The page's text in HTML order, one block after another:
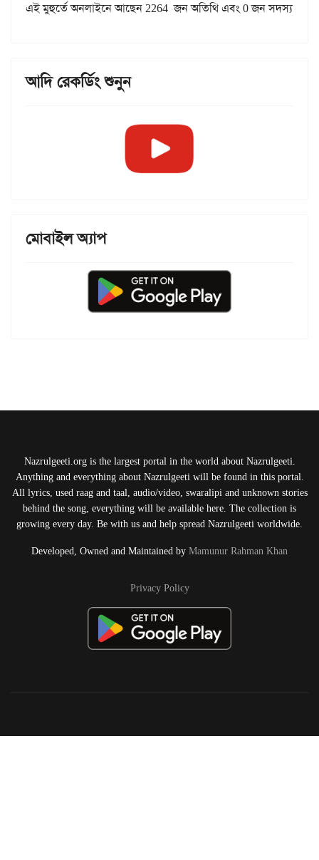
এই মুহুর্তে অনলাইনে আছেন 2264 জন অতিথি এবং 0 জন সদস্য
আদি রেকর্ডিং শুনুন
মোবাইল অ্যাপ
Nazrulgeeti.org is the largest portal in the world about Nazrulgeeti.
Anything and everything about Nazrulgeeti will be found in this portal.
All lyrics, used raag and taal, audio/video, swaralipi and unknown stories
behind the song, everything will be available here. The collection is
growing every day. Be with us and help spread Nazrulgeeti worldwide.
Developed, Owned and Maintained by Mamunur Rahman Khan
Privacy Policy